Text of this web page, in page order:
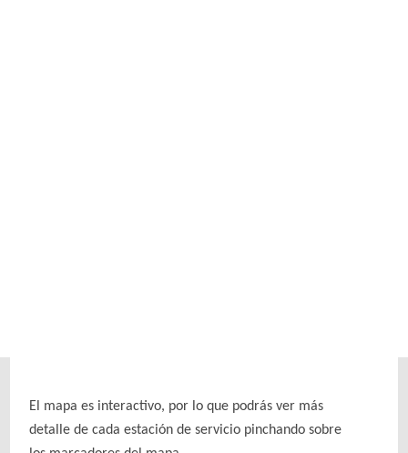
El mapa es interactivo, por lo que podrás ver más
detalle de cada estación de servicio pinchando sobre